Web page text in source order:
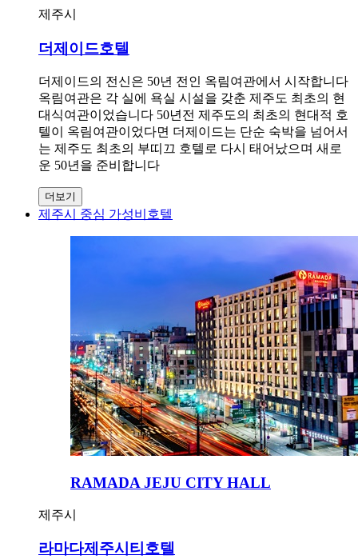
제주시
더제이드호텔
더제이드의 전신은 50년 전인 옥림여관에서 시작합니다
옥림여관은 각 실에 욕실 시설을 갖춘 제주도 최초의 현
대식여관이었습니다 50년전 제주도의 최초의 현대적 호
텔이 옥림여관이었다면 더제이드는 단순 숙박을 넘어서
는 제주도 최초의 부띠끄 호텔로 다시 태어났으며 새로
운 50년을 준비합니다
더보기
제주시 중심 가성비호텔
RAMADA JEJU CITY HALL
제주시
라마다제주시티호텔